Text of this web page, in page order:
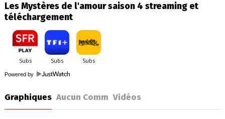
Les Mystères de l'amour saison 4 streaming et
téléchargement
Powered by
Graphiques Aucun Comm Vidéos